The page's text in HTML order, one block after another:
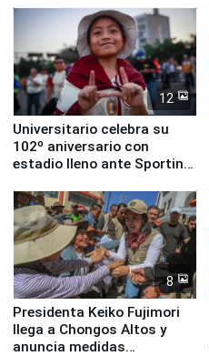
12
Universitario celebra su
102º aniversario con
estadio lleno ante Sporting
8
Presidenta Keiko Fujimori
llega a Chongos Altos y
anuncia medidas